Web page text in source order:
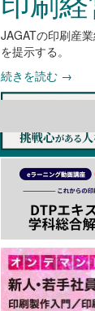
JAGATの印刷産
を提示する。
続きを読む →